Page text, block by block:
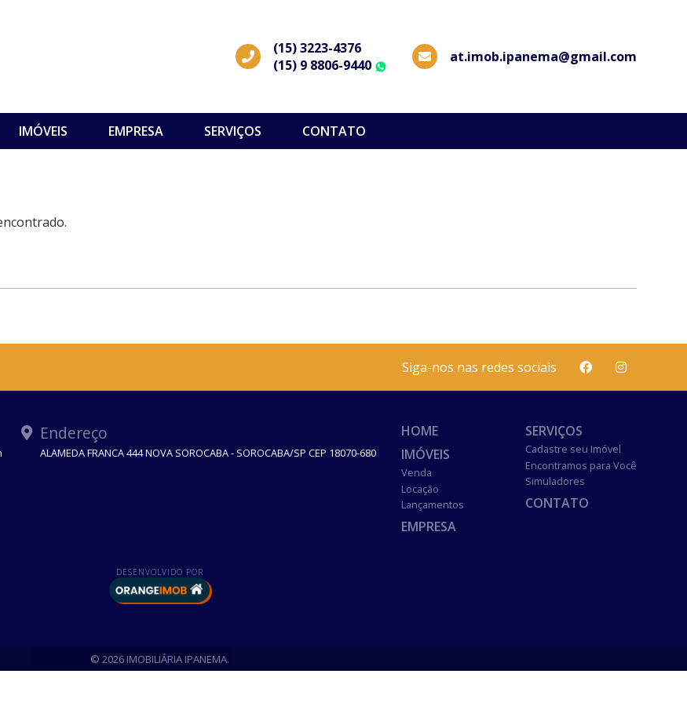
(15) 3223-4376
(15) 9 8806-9440
WhatsApp
at.imob.ipanema@gmail.com
IMÓVEIS EMPRESA SERVIÇOS CONTATO
Siga-nos nas redes sociais
Endereço
ALAMEDA FRANCA 444 NOVA SOROCABA - SOROCABA/SP CEP 18070-680
HOME
IMÓVEIS
Venda
Locação
Lançamentos
EMPRESA
SERVIÇOS
Cadastre seu Imóvel
Encontramos para Você
Simuladores
CONTATO
DESENVOLVIDO POR
© 2026 IMOBILIÁRIA IPANEMA.